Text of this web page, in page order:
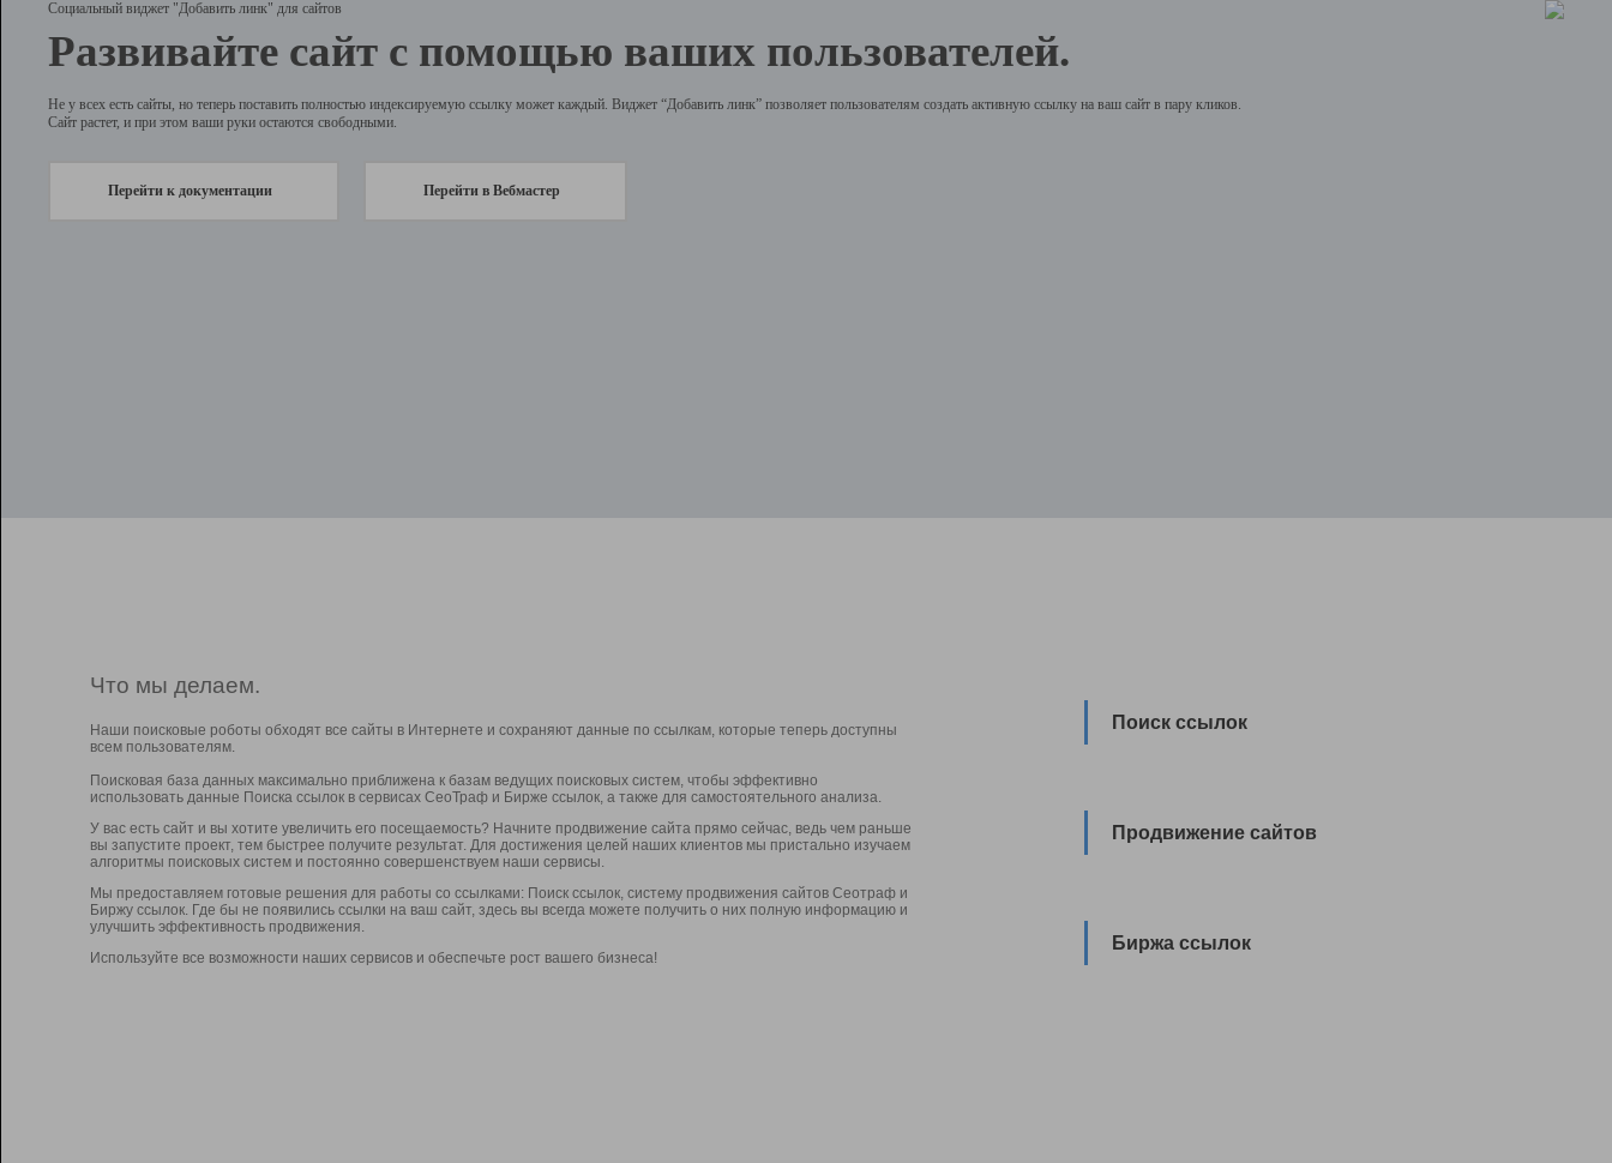
Социальный виджет "Добавить линк" для сайтов
Развивайте сайт с помощью ваших пользователей.
Не у всех есть сайты, но теперь поставить полностью индексируемую ссылку может каждый. Виджет “Добавить линк” позволяет пользователям создать активную ссылку на ваш сайт в пару кликов.
Сайт растет, и при этом ваши руки остаются свободными.
Перейти к документации Перейти в Вебмастер
Что мы делаем.
Наши поисковые роботы обходят все сайты в Интернете и сохраняют данные по ссылкам, которые теперь доступны
всем пользователям.
Поисковая база данных максимально приближена к базам ведущих поисковых систем, чтобы эффективно
использовать данные Поиска ссылок в сервисах СеоТраф и Бирже ссылок, а также для самостоятельного анализа.
У вас есть сайт и вы хотите увеличить его посещаемость? Начните продвижение сайта прямо сейчас, ведь чем раньше
вы запустите проект, тем быстрее получите результат. Для достижения целей наших клиентов мы пристально изучаем
алгоритмы поисковых систем и постоянно совершенствуем наши сервисы.
Мы предоставляем готовые решения для работы со ссылками: Поиск ссылок, систему продвижения сайтов Сеотраф и
Биржу ссылок. Где бы не появились ссылки на ваш сайт, здесь вы всегда можете получить о них полную информацию и
улучшить эффективность продвижения.
Используйте все возможности наших сервисов и обеспечьте рост вашего бизнеса!
Поиск ссылок
Продвижение сайтов
Биржа ссылок